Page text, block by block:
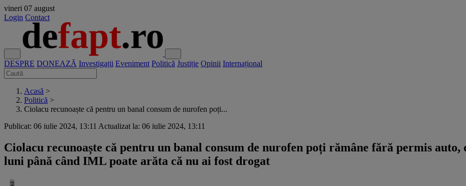
vineri 07 august
Login Contact
DESPRE DONEAZĂ Investigații Eveniment Politică Justiție Opinii Internațional
Acasă >
Politică >
Ciolacu recunoaște că pentru un banal consum de nurofen poți...
Publicat: 06 iulie 2024, 13:11 Actualizat la: 06 iulie 2024, 13:11
Ciolacu recunoaște că pentru un banal consum de nurofen poți rămâne fără permis
luni până când IML poate arăta că nu ai fost drogat